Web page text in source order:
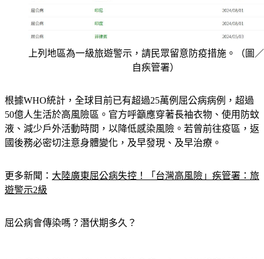
上列地區為一級旅遊警示，請民眾留意防疫措施。（圖
自疾管署）
根據WHO統計，全球目前已有超過25萬例屈公病病例，超過
50億人生活於高風險區。官方呼籲應穿著長袖衣物、使用防蚊
液、減少戶外活動時間，以降低感染風險。若曾前往疫區，返
國後務必密切注意身體變化，及早發現、及早治療。
更多新聞： 大陸廣東屈公病失控！「台灣高風險」疾管署：旅
遊警示2級
屈公病會傳染嗎？潛伏期多久？